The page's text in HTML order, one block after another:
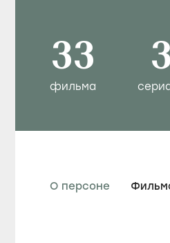
33
фильма
3
О персоне